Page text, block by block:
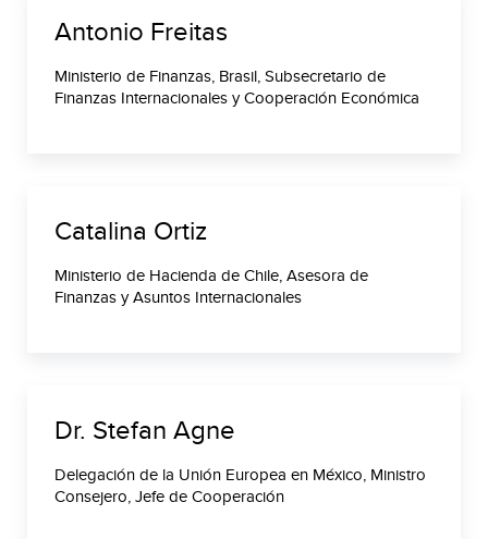
Antonio Freitas
Ministerio de Finanzas, Brasil, Subsecretario de
Finanzas Internacionales y Cooperación Económica
Catalina Ortiz
Ministerio de Hacienda de Chile, Asesora de
Finanzas y Asuntos Internacionales
Dr. Stefan Agne
Delegación de la Unión Europea en México, Ministro
Consejero, Jefe de Cooperación